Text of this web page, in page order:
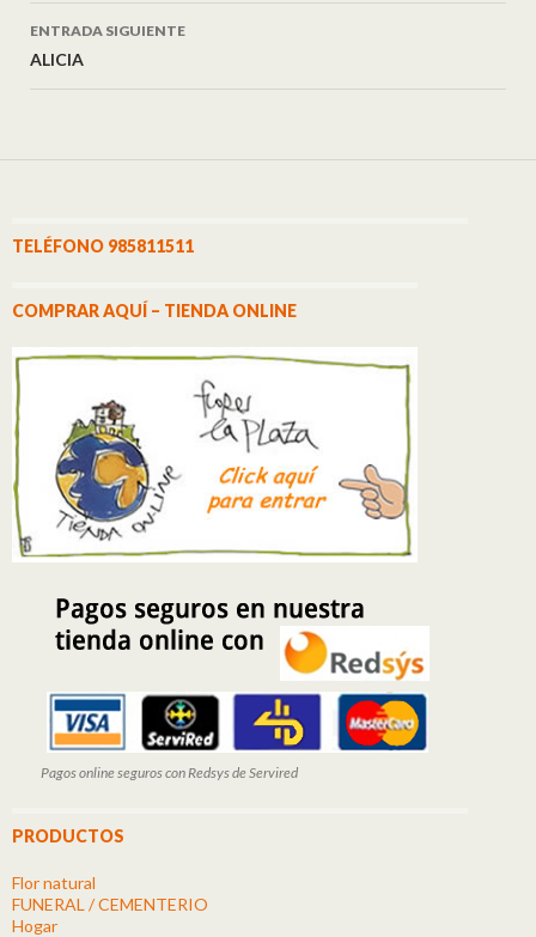
ENTRADA SIGUIENTE
ALICIA
TELÉFONO 985811511
COMPRAR AQUÍ – TIENDA ONLINE
Pagos online seguros con Redsys de Servired
PRODUCTOS
Flor natural
FUNERAL / CEMENTERIO
Hogar